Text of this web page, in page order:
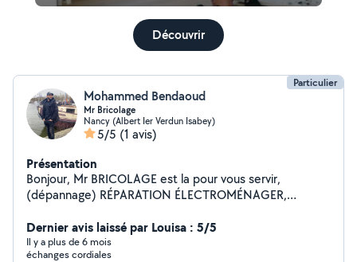
Découvrir
Particulier
Mohammed Bendaoud
Mr Bricolage
Nancy (Albert Ier Verdun Isabey)
5/5 (1 avis)
Présentation
Bonjour, Mr BRICOLAGE est la pour vous servir,
(dépannage) RÉPARATION ÉLECTROMÉNAGER,
COURSES, VIDE GRENIER, GARDIENNAGE.
Dernier avis laissé par Louisa : 5/5
Il y a plus de 6 mois
échanges cordiales